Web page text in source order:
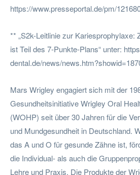
https://www.presseportal.de/pm/
** „S2k-Leitlinie zur Kariesprophylaxe:
ist Teil des 7-Punkte-Plans“ unter:
dental.de/news/
Mars Wrigley engagiert sich mit der
Gesundheitsinitiative Wrigley Oral
(WOHP) seit über 30 Jahren für die
und Mundgesundheit in Deutschland.
das A und O für gesunde Zähne ist,
die Individual- als auch die
Lehre und Praxis. Die Produkte der